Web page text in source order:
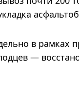
в рамках
—